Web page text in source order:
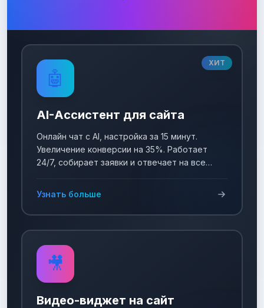
ХИТ
🤖
AI-Ассистент для сайта
Онлайн чат с AI, настройка за 15 минут.
Увеличение конверсии на 35%. Работает
24/7, собирает заявки и отвечает на все
Узнать больше
🎥
Видео-виджет на сайт